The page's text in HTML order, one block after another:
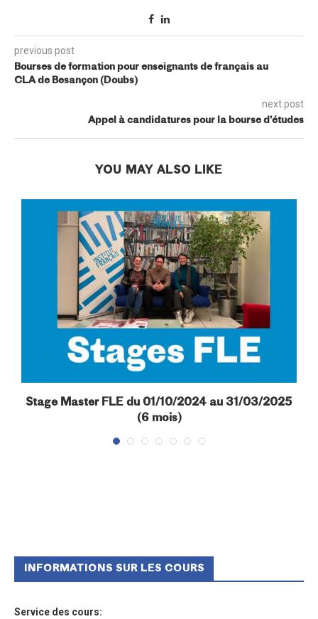
previous post
Bourses de formation pour enseignants de français au
CLA de Besançon (Doubs)
next post
Appel à candidatures pour la bourse d’études
YOU MAY ALSO LIKE
Stage Master FLE du 01/10/2024 au 31/03/2025
(6 mois)
INFORMATIONS SUR LES COURS
Service des cours: